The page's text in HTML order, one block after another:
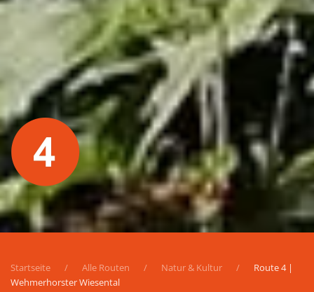
Startseite Alle Routen Natur & Kultur
Route 4 |
Wehmerhorster Wiesental